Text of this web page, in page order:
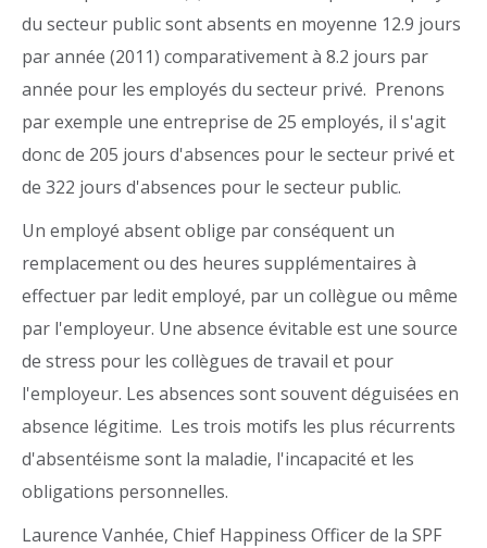
du secteur public sont absents en moyenne 12.9 jours
par année (2011) comparativement à 8.2 jours par
année pour les employés du secteur privé. Prenons
par exemple une entreprise de 25 employés, il s'agit
donc de 205 jours d'absences pour le secteur privé et
de 322 jours d'absences pour le secteur public.
Un employé absent oblige par conséquent un
remplacement ou des heures supplémentaires à
effectuer par ledit employé, par un collègue ou même
par l'employeur. Une absence évitable est une source
de stress pour les collègues de travail et pour
l'employeur. Les absences sont souvent déguisées en
absence légitime. Les trois motifs les plus récurrents
d'absentéisme sont la maladie, l'incapacité et les
obligations personnelles.
Laurence Vanhée, Chief Happiness Officer de la SPF